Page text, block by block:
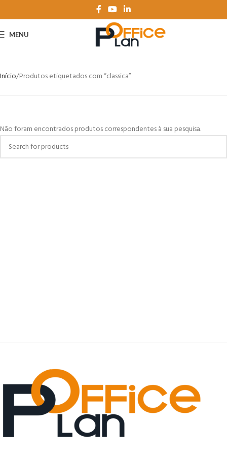
MENU
Início Produtos etiquetados com “classica”
Não foram encontrados produtos correspondentes à sua pesquisa.